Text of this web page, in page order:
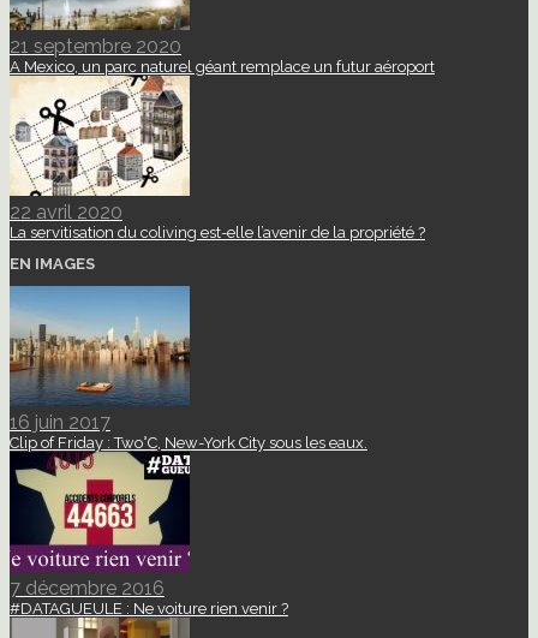
21 septembre 2020
A Mexico, un parc naturel géant remplace un futur aéroport
22 avril 2020
La servitisation du coliving est-elle l’avenir de la propriété ?
EN IMAGES
16 juin 2017
Clip of Friday : Two°C, New-York City sous les eaux.
7 décembre 2016
#DATAGUEULE : Ne voiture rien venir ?